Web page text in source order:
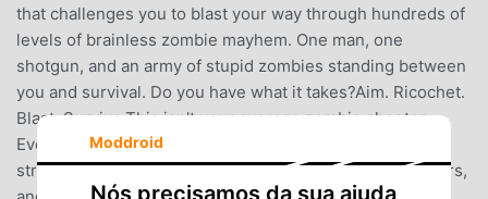
that challenges you to blast your way through hundreds of
levels of brainless zombie mayhem. One man, one
shotgun, and an army of stupid zombies standing between
you and survival. Do you have what it takes?Aim. Ricochet.
Blast. Survive.This isn't your average zombie shooter.
Every level is a brain-teasing puzzle that demands skill,
strategy, and precision. Ricochet bullets off walls, barriers,
Moddroid